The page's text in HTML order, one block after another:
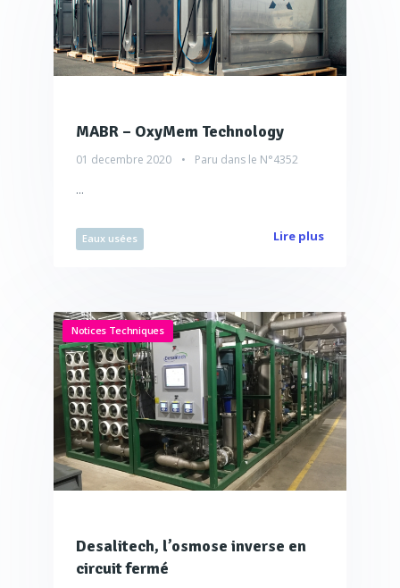
MABR – OxyMem Technology
01 decembre 2020 Paru dans le N°4352
...
Eaux usées Lire plus
Notices Techniques
Desalitech, l’osmose inverse en
circuit fermé